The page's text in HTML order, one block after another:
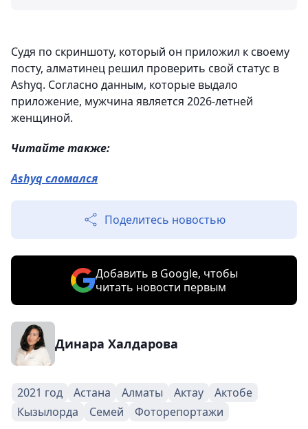
Судя по скриншоту, который он приложил к своему
посту, алматинец решил проверить свой статус в
Ashyq. Согласно данным, которые выдало
приложение, мужчина является 2026-летней
женщиной.
Читайте также:
Ashyq сломался
Поделитесь новостью
Добавить в Google, чтобы
читать новости первым
Динара Халдарова
2021 год Астана Алматы Актау
Актобе
Кызылорда
Семей Фоторепортажи